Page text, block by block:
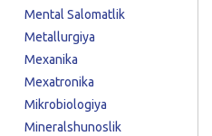
Mental Salomatlik
Metallurgiya
Mexanika
Mexatronika
Mikrobiologiya
Mineralshunoslik